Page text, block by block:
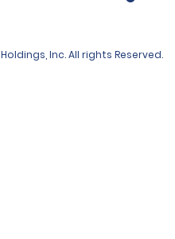
Inc. All rights Reserved.